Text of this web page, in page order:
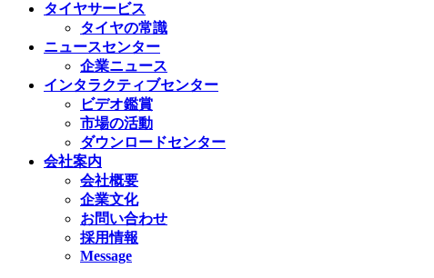
タイヤサービス
タイヤの常識
ニュースセンター
企業ニュース
インタラクティブセンター
ビデオ鑑賞
市場の活動
ダウンロードセンター
会社案内
会社概要
企業文化
お問い合わせ
採用情報
Message